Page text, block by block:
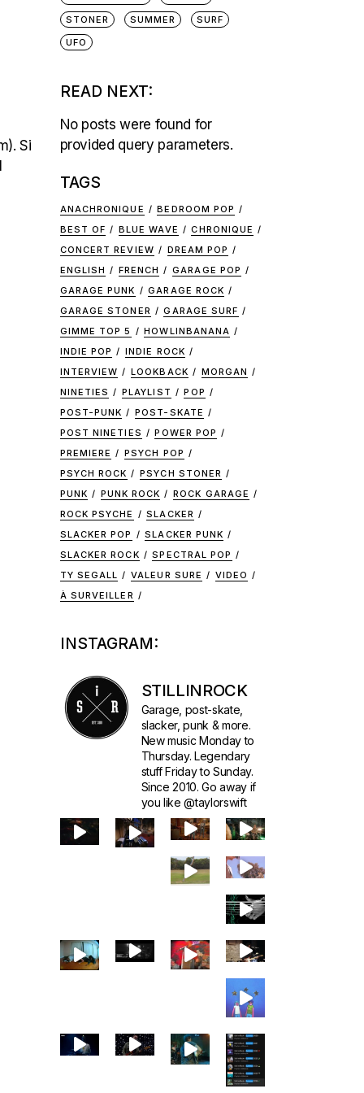
Si
STONER
SUMMER
SURF
UFO
READ NEXT:
No posts were found for
provided query parameters.
TAGS
ANACHRONIQUE
BEDROOM POP
BEST OF
BLUE WAVE
CHRONIQUE
CONCERT REVIEW
DREAM POP
ENGLISH
FRENCH
GARAGE POP
GARAGE PUNK
GARAGE ROCK
GARAGE STONER
GARAGE SURF
GIMME TOP 5
HOWLINBANANA
INDIE POP
INDIE ROCK
INTERVIEW
LOOKBACK
MORGAN
NINETIES
PLAYLIST
POP
POST-PUNK
POST-SKATE
POST NINETIES
POWER POP
PREMIERE
PSYCH POP
PSYCH ROCK
PSYCH STONER
PUNK
PUNK ROCK
ROCK GARAGE
ROCK PSYCHE
SLACKER
SLACKER POP
SLACKER PUNK
SLACKER ROCK
SPECTRAL POP
TY SEGALL
VALEUR SURE
VIDEO
À SURVEILLER
INSTAGRAM:
STILLINROCK
Garage, post-skate,
slacker, punk & more.
New music Monday to
Thursday. Legendary
stuff Friday to Sunday.
Since 2010. Go away if
you like @taylorswift